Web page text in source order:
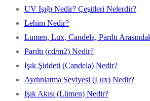
UV Işığı Nedir? Çeşitleri Nelerdir?
Lehim Nedir?
Lumen, Lux, Candela, Parıltı
Parıltı (cd/m2) Nedir?
Işık Şiddeti (Candela) Nedir?
Aydınlatma Seviyesi (Lux) Nedir?
Işık Akısı (Lümen) Nedir?